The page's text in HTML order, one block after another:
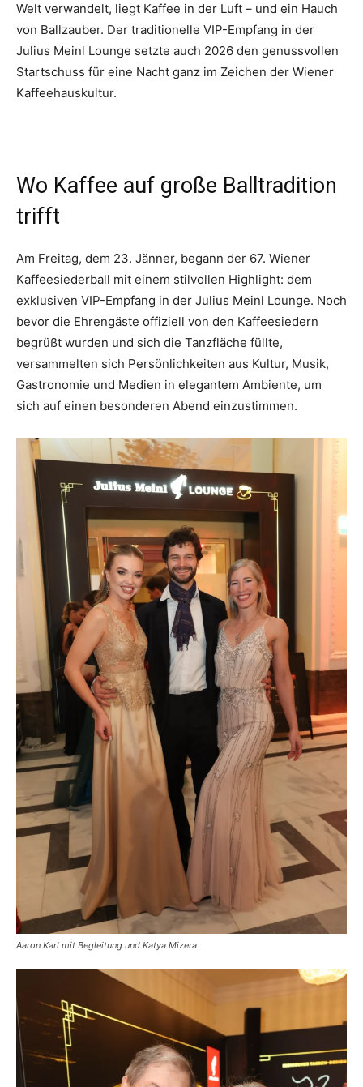
Welt verwandelt, liegt Kaffee in der Luft – und ein Hauch
von Ballzauber. Der traditionelle VIP-Empfang in der
Julius Meinl Lounge setzte auch 2026 den genussvollen
Startschuss für eine Nacht ganz im Zeichen der Wiener
Kaffeehauskultur.
Wo Kaffee auf große Balltradition
trifft
Am Freitag, dem 23. Jänner, begann der 67. Wiener
Kaffeesiederball mit einem stilvollen Highlight: dem
exklusiven VIP-Empfang in der Julius Meinl Lounge. Noch
bevor die Ehrengäste offiziell von den Kaffeesiedern
begrüßt wurden und sich die Tanzfläche füllte,
versammelten sich Persönlichkeiten aus Kultur, Musik,
Gastronomie und Medien in elegantem Ambiente, um
sich auf einen besonderen Abend einzustimmen.
Aaron Karl mit Begleitung und Katya Mizera